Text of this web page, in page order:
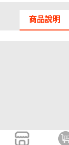
商品說明彰
台